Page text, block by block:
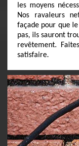
les moyens
Nos ravaleurs
façade pour que
pas, ils sauront
revêtement.
satisfaire.